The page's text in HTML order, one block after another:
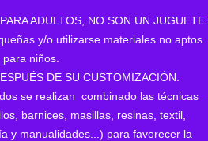
ADULTOS, NO SON UN JUGUETE.
y/o utilizarse materiales no aptos
para niños.
DE SU CUSTOMIZACIÓN.
se realizan combinado las técnicas
barnices, masillas, resinas, textil,
y manualidades...) para favorecer la